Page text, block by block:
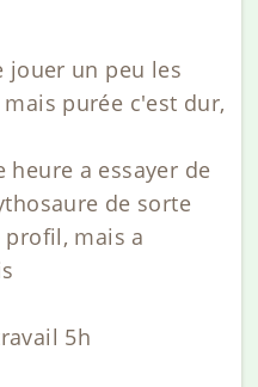
jouer un peu les
purée c'est dur,
a essayer de
de sorte
mais a
5h